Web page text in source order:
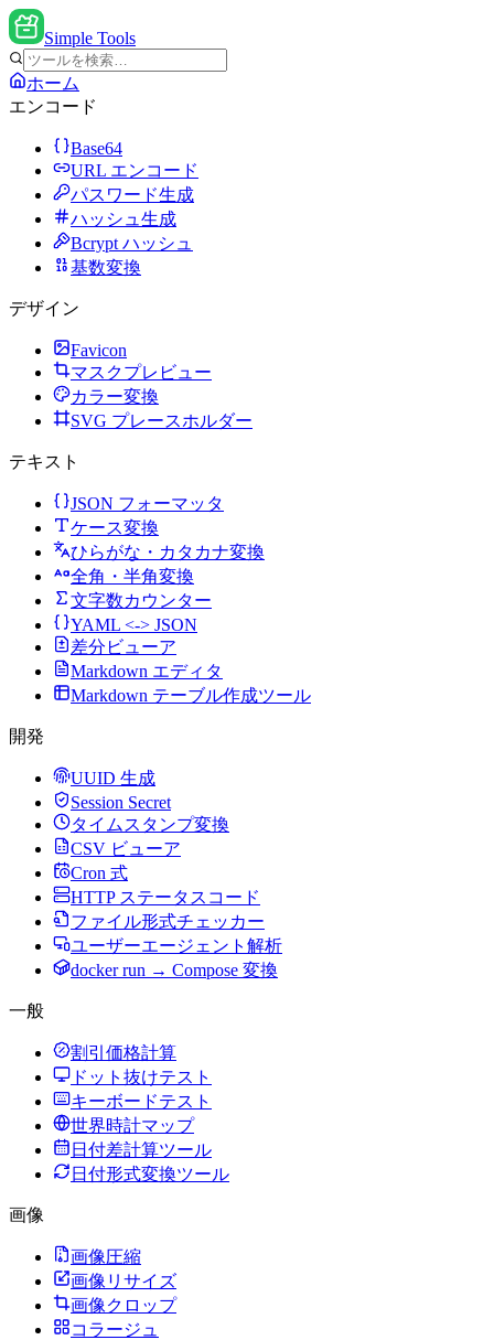
Simple Tools
ホーム
エンコード
Base64
URL エンコード
パスワード生成
ハッシュ生成
Bcrypt ハッシュ
基数変換
デザイン
Favicon
マスクプレビュー
カラー変換
SVG プレースホルダー
テキスト
JSON フォーマッタ
ケース変換
ひらがな・カタカナ変換
全角・半角変換
文字数カウンター
YAML <-> JSON
差分ビューア
Markdown エディタ
Markdown テーブル作成ツール
開発
UUID 生成
Session Secret
タイムスタンプ変換
CSV ビューア
Cron 式
HTTP ステータスコード
ファイル形式チェッカー
ユーザーエージェント解析
docker run → Compose 変換
一般
割引価格計算
ドット抜けテスト
キーボードテスト
世界時計マップ
日付差計算ツール
日付形式変換ツール
画像
画像圧縮
画像リサイズ
画像クロップ
コラージュ